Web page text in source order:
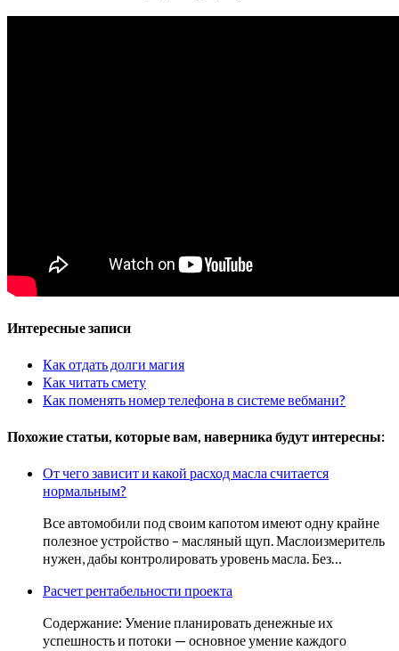
Интересные записи
Как отдать долги магия
Как читать смету
Как поменять номер телефона в системе вебмани?
Похожие статьи, которые вам, наверника будут интересны:
От чего зависит и какой расход масла считается
нормальным?
Все автомобили под своим капотом имеют одну крайне
полезное устройство – масляный щуп. Маслоизмеритель
нужен, дабы контролировать уровень масла. Без…
Расчет рентабельности проекта
Содержание: Умение планировать денежные их
успешность и потоки — основное умение каждого